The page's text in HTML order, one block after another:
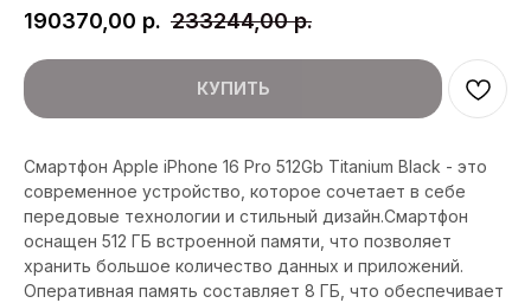
190370,00 р. 233244,00 р.
КУПИТЬ
Смартфон Apple iPhone 16 Pro 512Gb Titanium Black - это
современное устройство, которое сочетает в себе
передовые технологии и стильный дизайн.Смартфон
оснащен 512 ГБ встроенной памяти, что позволяет
хранить большое количество данных и приложений.
Оперативная память составляет 8 ГБ, что обеспечивает